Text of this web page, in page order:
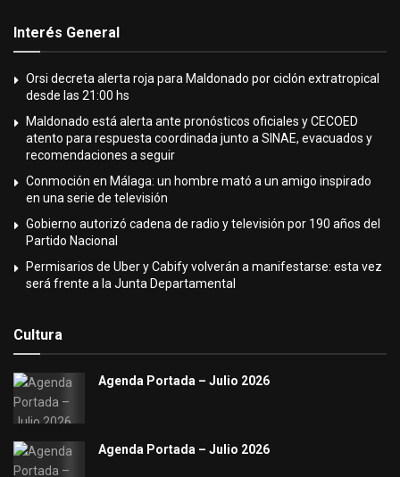
Interés General
Orsi decreta alerta roja para Maldonado por ciclón extratropical
desde las 21:00 hs
Maldonado está alerta ante pronósticos oficiales y CECOED
atento para respuesta coordinada junto a SINAE, evacuados y
recomendaciones a seguir
Conmoción en Málaga: un hombre mató a un amigo inspirado
en una serie de televisión
Gobierno autorizó cadena de radio y televisión por 190 años del
Partido Nacional
Permisarios de Uber y Cabify volverán a manifestarse: esta vez
será frente a la Junta Departamental
Cultura
Agenda Portada – Julio 2026
Agenda Portada – Julio 2026